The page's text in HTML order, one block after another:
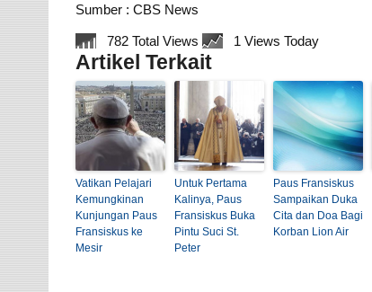
Sumber : CBS News
782 Total Views 1 Views Today
Artikel Terkait
Vatikan Pelajari
Kemungkinan
Kunjungan Paus
Fransiskus ke
Mesir
Untuk Pertama
Kalinya, Paus
Fransiskus Buka
Pintu Suci St.
Peter
Paus Fransiskus
Sampaikan Duka
Cita dan Doa Bagi
Korban Lion Air